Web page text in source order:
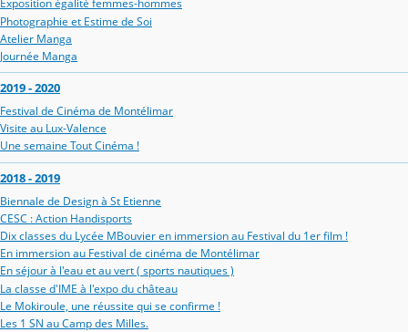
Exposition égalité femmes-hommes
Photographie et Estime de Soi
Atelier Manga
Journée Manga
2019 - 2020
Festival de Cinéma de Montélimar
Visite au Lux-Valence
Une semaine Tout Cinéma !
2018 - 2019
Biennale de Design à St Etienne
CESC : Action Handisports
Dix classes du Lycée MBouvier en immersion au Festival du 1er film !
En immersion au Festival de cinéma de Montélimar
En séjour à l'eau et au vert ( sports nautiques )
La classe d'IME à l'expo du château
Le Mokiroule, une réussite qui se confirme !
Les 1 SN au Camp des Milles.